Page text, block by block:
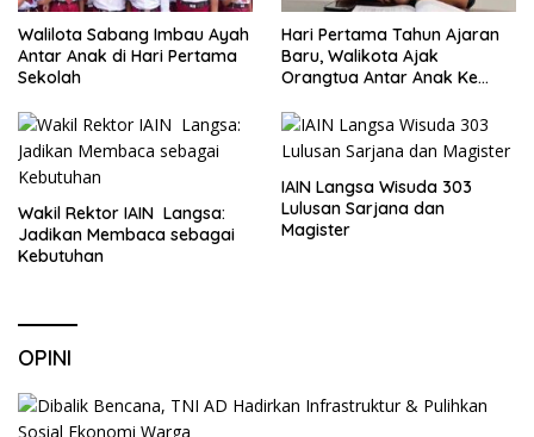
Walilota Sabang Imbau Ayah
Antar Anak di Hari Pertama
Sekolah
Hari Pertama Tahun Ajaran
Baru, Walikota Ajak
Orangtua Antar Anak Ke
Wakil Rektor IAIN Langsa:
Jadikan Membaca sebagai
Kebutuhan
IAIN Langsa Wisuda 303
Lulusan Sarjana dan
Magister
OPINI